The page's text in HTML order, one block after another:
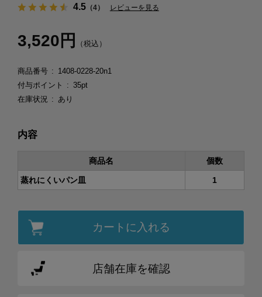
4.5（4） レビューを見る
3,520円 （税込）
商品番号
1408-0228-20n1
付与ポイント
35pt
在庫状況
あり
カートに入れる
店舗在庫を確認
内容
商品名 個数
蒸れにくいパン皿 1